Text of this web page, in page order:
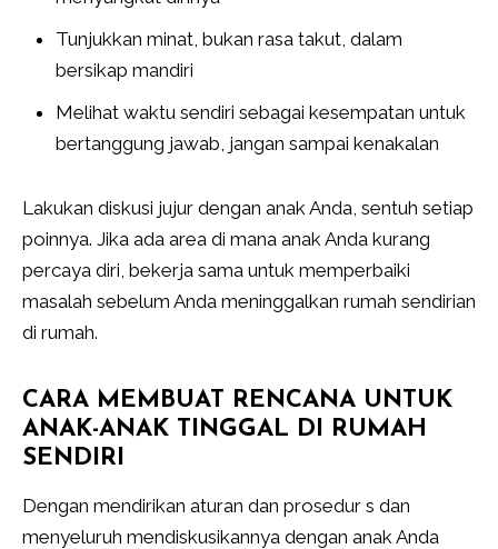
Tunjukkan minat, bukan rasa takut, dalam
bersikap mandiri
Melihat waktu sendiri sebagai kesempatan untuk
bertanggung jawab, jangan sampai kenakalan
Lakukan diskusi jujur ​​dengan anak Anda, sentuh setiap
poinnya. Jika ada area di mana anak Anda kurang
percaya diri, bekerja sama untuk memperbaiki
masalah sebelum Anda meninggalkan rumah sendirian
di rumah.
CARA MEMBUAT RENCANA UNTUK
ANAK-ANAK TINGGAL DI RUMAH
SENDIRI
Dengan mendirikan aturan dan prosedur s dan
menyeluruh mendiskusikannya dengan anak Anda